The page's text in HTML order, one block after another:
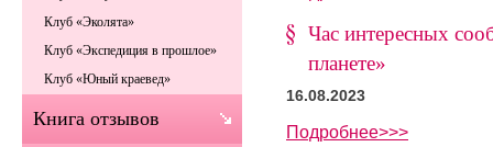
Час интересных
планете»
16.08.2023
Подробнее>>>
Клуб «Эколята»
Клуб «Экспедиция в прошлое»
Клуб «Юный краевед»
Книга отзывов